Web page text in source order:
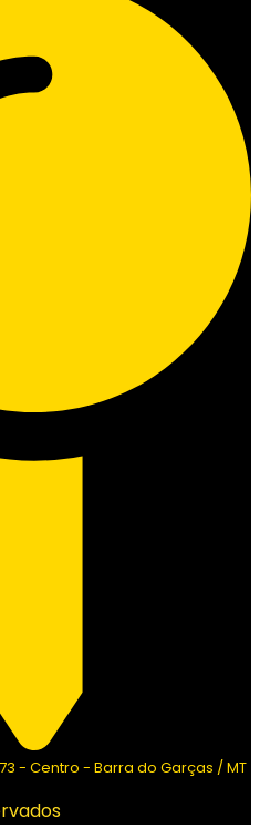
- Centro - Barra do Garças / MT